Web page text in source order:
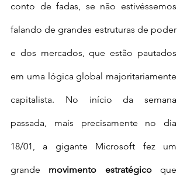
conto de fadas, se não estivéssemos
falando de grandes estruturas de poder
e dos mercados, que estão pautados
em uma lógica global majoritariamente
capitalista. No início da semana
passada, mais precisamente no dia
18/01, a gigante Microsoft fez um
grande movimento estratégico que